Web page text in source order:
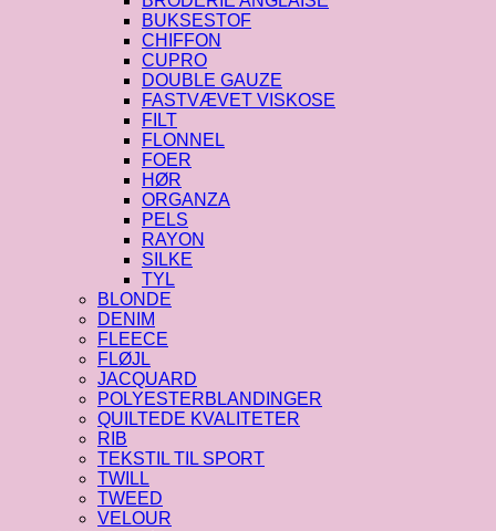
BUKSESTOF
CHIFFON
CUPRO
DOUBLE GAUZE
FASTVÆVET VISKOSE
FILT
FLONNEL
FOER
HØR
ORGANZA
PELS
RAYON
SILKE
TYL
BLONDE
DENIM
FLEECE
FLØJL
JACQUARD
POLYESTERBLANDINGER
QUILTEDE KVALITETER
RIB
TEKSTIL TIL SPORT
TWILL
TWEED
VELOUR